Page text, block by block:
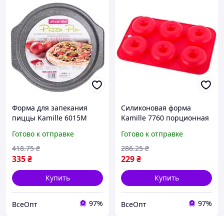
Форма для запекания
пиццы Kamille 6015М
углеродной стали,
антипригарная, для
духовки
Готово к отправке
335₴
418.75 ₴
Купить
ВсеОпт 97%
Силиконовая форма
Kamille 7760 порционная
цвет, упаковка, 6 ячеек,
диаметр 75мм
Готово к отправке
229₴
286.25 ₴
Купить
ВсеОпт 97%